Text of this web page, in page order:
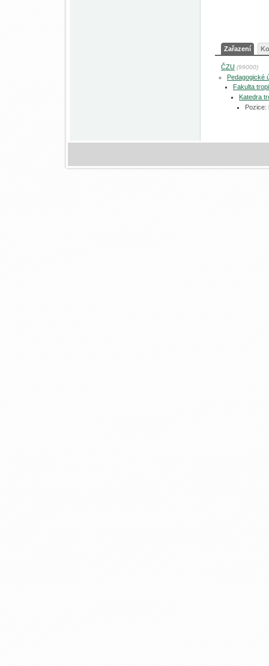
Zařazení
ČZU (99000)
Pedagogické
Fakulta
Katedra
Pozice: